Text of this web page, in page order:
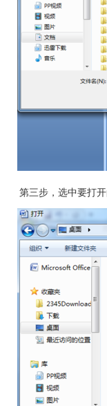
第三步，选中要打开